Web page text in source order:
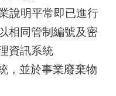
說明平常即已進行
相同管制編號及密
資訊系統
，並於事業廢棄物